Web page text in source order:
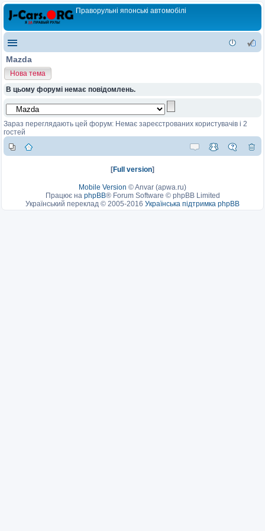
Праворульні японські автомобілі
Mazda
Нова тема
В цьому форумі немає повідомлень.
Зараз переглядають цей форум: Немає зареєстрованих користувачів і 2
гостей
[Full version]
Mobile Version ©Anvar (apwa.ru)
Працює на phpBB® Forum Software © phpBB Limited
Український переклад © 2005-2016 Українська підтримка phpBB